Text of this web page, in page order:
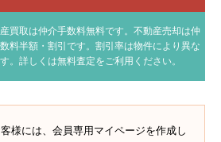
買取は仲介手数料無料です。 不動産売却は仲
料半額・割引です。 割引率は物件により異な
。 詳しくは無料査定をご利用ください。
様には、会員専用マイページを作成し